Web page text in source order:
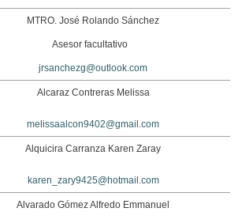
MTRO. José Rolando Sánchez
Asesor facultativo
jrsanchezg@outlook.com
Alcaraz Contreras Melissa
melissaalcon9402@gmail.com
Alquicira Carranza Karen Zaray
karen_zary9425@hotmail.com
Alvarado Gómez Alfredo Emmanuel